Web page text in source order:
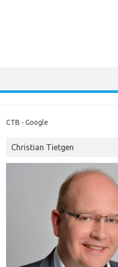
CTB - Google
Christian Tietgen